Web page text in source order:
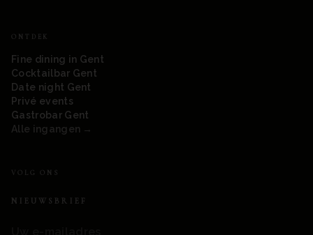
ONTDEK
Fine dining in Gent
Cocktailbar Gent
Date night Gent
Privé events
Gastrobar Gent
Alle ingangen →
VOLG ONS
NIEUWSBRIEF